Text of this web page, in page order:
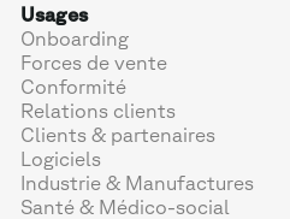
Usages
Onboarding
Forces de vente
Conformité
Relations clients
Clients & partenaires
Logiciels
Industrie & Manufactures
Santé & Médico-social